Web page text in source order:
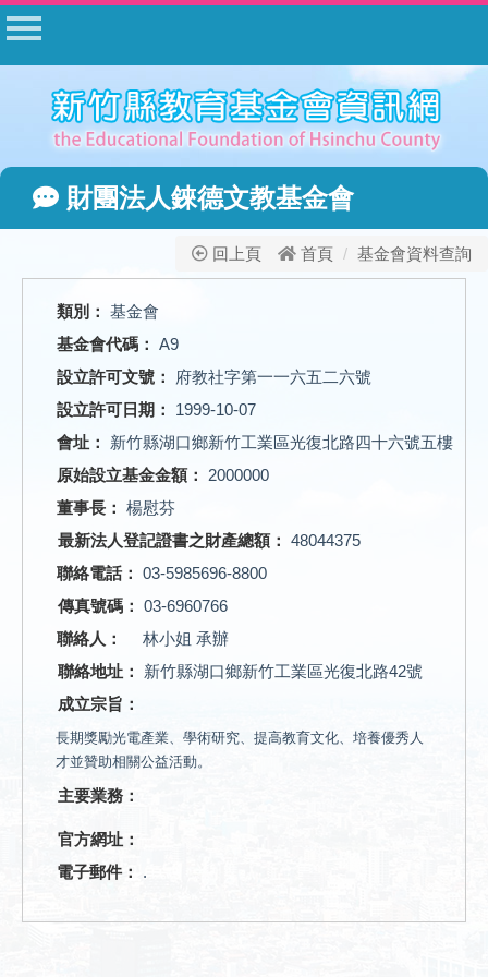
首頁
公告
常見問答
相關法規
表單下載
相關網站
網站管理
基金會登入
財團法人錸德文教基金會
回上頁 首頁 基金會資料查詢
類別： 基金會
基金會代碼： A9
設立許可文號：
府教社字第一一六五二六號
設立許可日期：
1999-10-07
會址：
新竹縣湖口鄉新竹工業區光復北路四十六號五樓
原始設立基金金額：
2000000
董事長： 楊慰芬
最新法人登記證書之財產總額： 48044375
聯絡電話： 03-5985696-8800
傳真號碼： 03-6960766
聯絡人：
林小姐 承辦
聯絡地址：
新竹縣湖口鄉新竹工業區光復北路42號
成立宗旨：
長期獎勵光電產業、學術研究、提高教育文化、培養優秀人
才並贊助相關公益活動。
主要業務：
官方網址：
電子郵件：
.